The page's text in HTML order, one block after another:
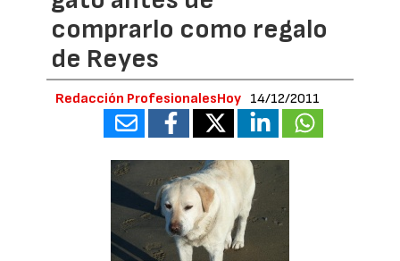
comprarlo como regalo
de Reyes
Redacción ProfesionalesHoy 14/12/2011